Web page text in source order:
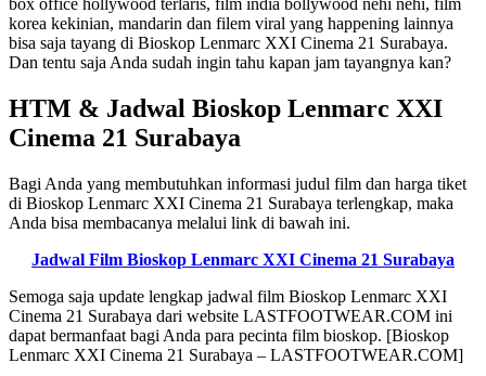
korea kekinian, mandarin dan filem viral yang happening lainnya
bisa saja tayang di Bioskop Lenmarc XXI Cinema 21 Surabaya.
Dan tentu saja Anda sudah ingin tahu kapan jam tayangnya kan?
HTM & Jadwal Bioskop Lenmarc XXI
Cinema 21 Surabaya
Bagi Anda yang membutuhkan informasi judul film dan harga tiket
di Bioskop Lenmarc XXI Cinema 21 Surabaya terlengkap, maka
Anda bisa membacanya melalui link di bawah ini.
Jadwal Film Bioskop Lenmarc XXI Cinema 21 Surabaya
Semoga saja update lengkap jadwal film Bioskop Lenmarc XXI
Cinema 21 Surabaya dari website LASTFOOTWEAR.COM ini
dapat bermanfaat bagi Anda para pecinta film bioskop. [Bioskop
Lenmarc XXI Cinema 21 Surabaya – LASTFOOTWEAR.COM]